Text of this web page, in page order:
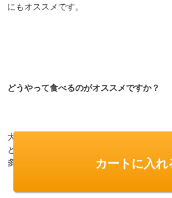
にもオススメです。
どうやって食べるのがオススメですか？
大粒で食べ応えがある品種なので、大豆が
とした煮物や、昔ながらの大粒納豆作り
多く脂質が少ないため、味噌づくりなど加
カートに入れ